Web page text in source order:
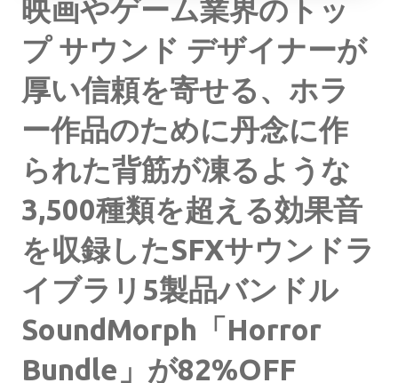
映画やゲーム業界のトッ
プ サウンド デザイナーが
厚い信頼を寄せる、ホラ
ー作品のために丹念に作
られた背筋が凍るような
3,500種類を超える効果音
を収録したSFXサウンドラ
イブラリ5製品バンドル
SoundMorph「Horror
Bundle」が82%OFF